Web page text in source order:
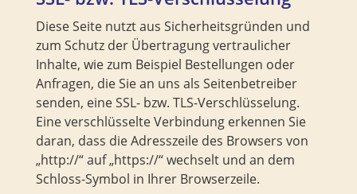
Diese Seite nutzt aus Sicherheitsgründen und
zum Schutz der Übertragung vertraulicher
Inhalte, wie zum Beispiel Bestellungen oder
Anfragen, die Sie an uns als Seitenbetreiber
senden, eine SSL- bzw. TLS-Verschlüsselung.
Eine verschlüsselte Verbindung erkennen Sie
daran, dass die Adresszeile des Browsers von
„http://“ auf „https://“ wechselt und an dem
Schloss-Symbol in Ihrer Browserzeile.